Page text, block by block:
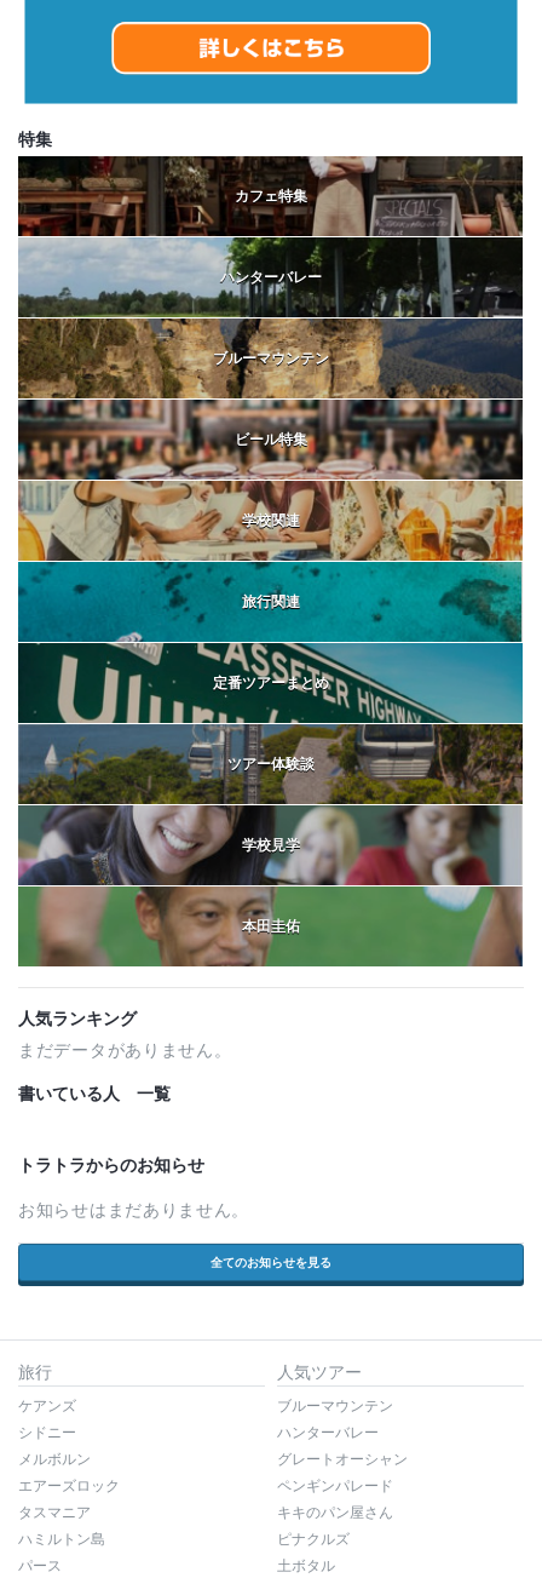
特集
カフェ特集
ハンターバレー
ブルーマウンテン
ビール特集
学校関連
旅行関連
定番ツアーまとめ
ツアー体験談
学校見学
本田圭佑
人気ランキング
まだデータがありません。
書いている人 一覧
トラトラからのお知らせ
お知らせはまだありません。
全てのお知らせを見る
旅行
ケアンズ
シドニー
メルボルン
エアーズロック
タスマニア
ハミルトン島
パース
人気ツアー
ブルーマウンテン
ハンターバレー
グレートオーシャン
ペンギンパレード
キキのパン屋さん
ピナクルズ
土ボタル